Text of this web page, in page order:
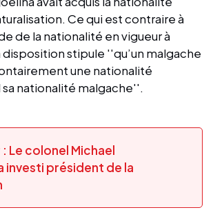
Ce qui est contraire à
de la nationalité en vigueur à
disposition stipule ''qu’un malgache
une nationalité
nationalité malgache''.
Le colonel Michael
investi président de la